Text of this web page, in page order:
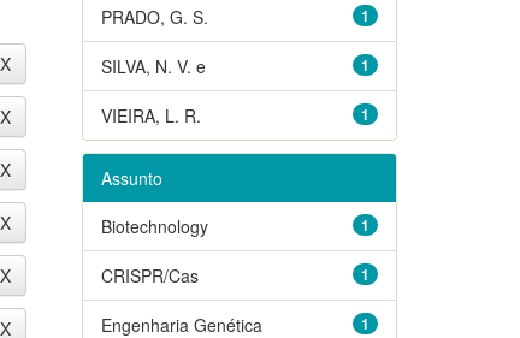
1
PRADO, G. S.
1
SILVA, N. V. e
1
VIEIRA, L. R.
Assunto
1
Biotechnology
1
CRISPR/Cas
1
Engenharia Genética